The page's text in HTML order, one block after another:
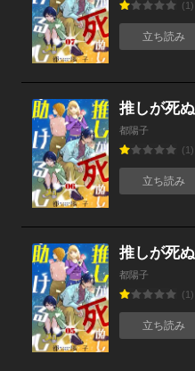
(1)
立ち読み
都陽子
(1)
立ち読み
都陽子
(1)
立ち読み